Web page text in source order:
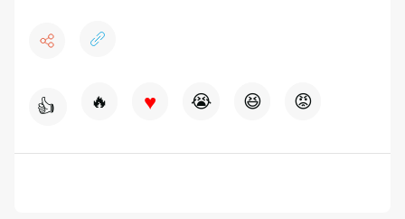
👍 🔥 ♥ 😭 😆 😡